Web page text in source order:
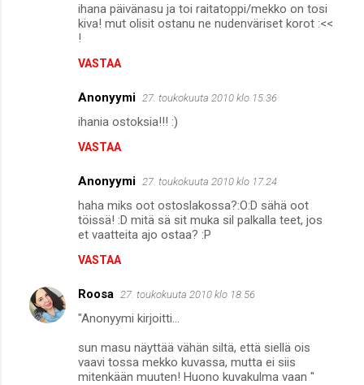
ihana päivänasu ja toi raitatoppi/mekko on tosi
kiva! mut olisit ostanu ne nudenväriset korot :<<
!
VASTAA
Anonyymi 27. toukokuuta 2010 klo 15.36
ihania ostoksia!!! :)
VASTAA
Anonyymi 27. toukokuuta 2010 klo 17.24
haha miks oot ostoslakossa?:O:D sähä oot
töissä! :D mitä sä sit muka sil palkalla teet, jos
et vaatteita ajo ostaa? :P
VASTAA
Roosa 27. toukokuuta 2010 klo 18.56
"Anonyymi kirjoitti...
sun masu näyttää vähän siltä, että siellä ois
vaavi tossa mekko kuvassa, mutta ei siis
mitenkään muuten! Huono kuvakulma vaan "